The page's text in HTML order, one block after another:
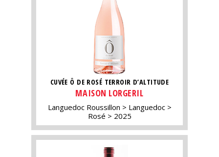
CUVÉE Ô DE ROSÉ TERROIR D’ALTITUDE
MAISON LORGERIL
Languedoc Roussillon
Languedoc
Rosé
2025